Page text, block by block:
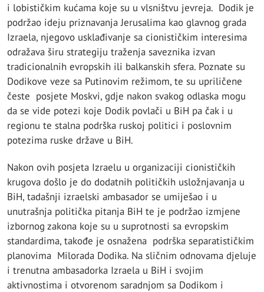
i lobističkim kućama koje su u vlsništvu jevreja. Dodik je
podržao ideju priznavanja Jerusalima kao glavnog grada
Izraela, njegovo usklađivanje sa cionističkim interesima
odražava širu strategiju traženja saveznika izvan
tradicionalnih evropskih ili balkanskih sfera. Poznate su
Dodikove veze sa Putinovim režimom, te su upriličene
česte posjete Moskvi, gdje nakon svakog odlaska mogu
da se vide potezi koje Dodik povlači u BiH pa čak i u
regionu te stalna podrška ruskoj politici i poslovnim
potezima ruske države u BiH.
Nakon ovih posjeta Izraelu u organizaciji cionističkih
krugova došlo je do dodatnih političkih usložnjavanja u
BiH, tadašnji izraelski ambasador se umiješao i u
unutrašnja politička pitanja BiH te je podržao izmjene
izbornog zakona koje su u suprotnosti sa evropskim
standardima, takođe je osnažena podrška separatističkim
planovima Milorada Dodika. Na sličnim odnovama djeluje
i trenutna ambasadorka Izraela u BiH i svojim
aktivnostima i otvorenom saradnjom sa Dodikom i